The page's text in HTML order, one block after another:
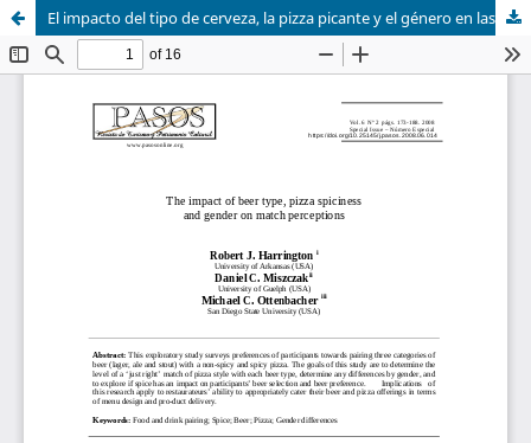
El impacto del tipo de cerveza, la pizza picante y el género en las percepciones de partido